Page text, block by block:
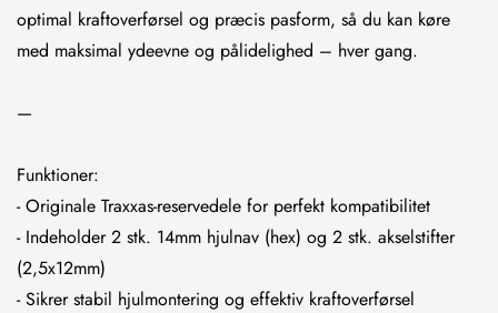
optimal kraftoverførsel og præcis pasform, så du kan køre
med maksimal ydeevne og pålidelighed – hver gang.
—
Funktioner:
- Originale Traxxas-reservedele for perfekt kompatibilitet
- Indeholder 2 stk. 14mm hjulnav (hex) og 2 stk. akselstifter
(2,5x12mm)
- Sikrer stabil hjulmontering og effektiv kraftoverførsel